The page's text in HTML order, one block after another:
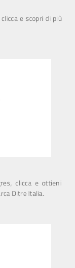
e scopri di più
clicca e ottieni
Ditre Italia.